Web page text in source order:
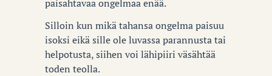
paisahtavaa ongelmaa enää.
Silloin kun mikä tahansa ongelma paisuu
isoksi eikä sille ole luvassa parannusta tai
helpotusta, siihen voi lähipiiri väsähtää
toden teolla.